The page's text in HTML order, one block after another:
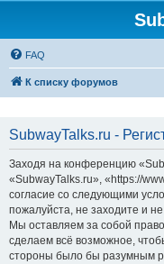
FAQ
К списку форумов
SubwayTalks.ru -
Заходя на конференцию
«SubwayTalks.ru», «https://
согласие со следующими
пожалуйста, не заходите и
Мы оставляем за собой
сделаем всё возможное,
стороны было бы разумным